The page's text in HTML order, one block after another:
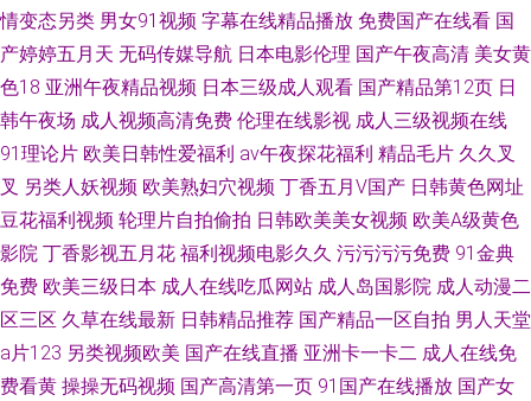
情变态另类 男女91视频 字幕在线精品播放 免费国产在线看 国
产婷婷五月天 无码传媒导航 日本电影伦理 国产午夜高清 美女黄
色18 亚洲午夜精品视频 日本三级成人观看 国产精品第12页 日
韩午夜场 成人视频高清免费 伦理在线影视 成人三级视频在线
91理论片 欧美日韩性爱福利 av午夜探花福利 精品毛片 久久叉
叉 另类人妖视频 欧美熟妇穴视频 丁香五月V国产 日韩黄色网址
豆花福利视频 轮理片自拍偷拍 日韩欧美美女视频 欧美A级黄色
影院 丁香影视五月花 福利视频电影久久 污污污污免费 91金典
免费 欧美三级日本 成人在线吃瓜网站 成人岛国影院 成人动漫二
区三区 久草在线最新 日韩精品推荐 国产精品一区自拍 男人天堂
a片123 另类视频欧美 国产在线直播 亚洲卡一卡二 成人在线免
费看黄 操操无码视频 国产高清第一页 91国产在线播放 国产女